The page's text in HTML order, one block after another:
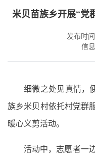
米贝苗族乡开展“党
发布时
信
细微之处见真情，
族乡米贝村依托村党群
暖心义剪活动。
活动中，志愿者一